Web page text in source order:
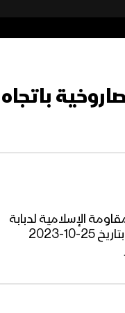
باتجاه
الإسلامية لدبابة
ميركافا صهيونية في محيط ثكنة أفيفيم بتاريخ 25-10-2023